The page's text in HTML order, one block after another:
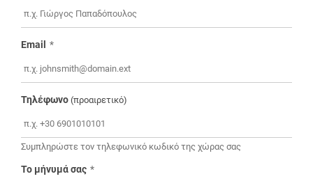
Email
Τηλέφωνο (προαιρετικό)
Συμπληρώστε τον τηλεφωνικό κωδικό της χώρας σας
Το μήνυμά σας